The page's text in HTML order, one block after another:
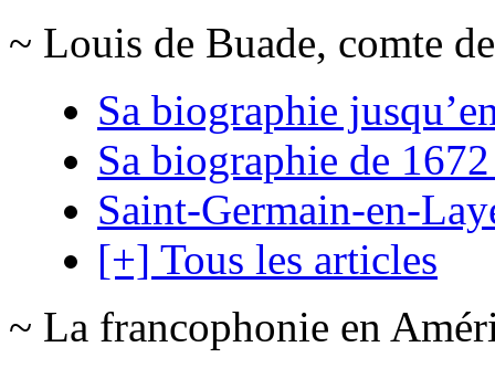
~ Louis de Buade, comte
Sa biographie
Sa biographie de
Saint-Germain-en-
[+] Tous les articles
~ La francophonie en